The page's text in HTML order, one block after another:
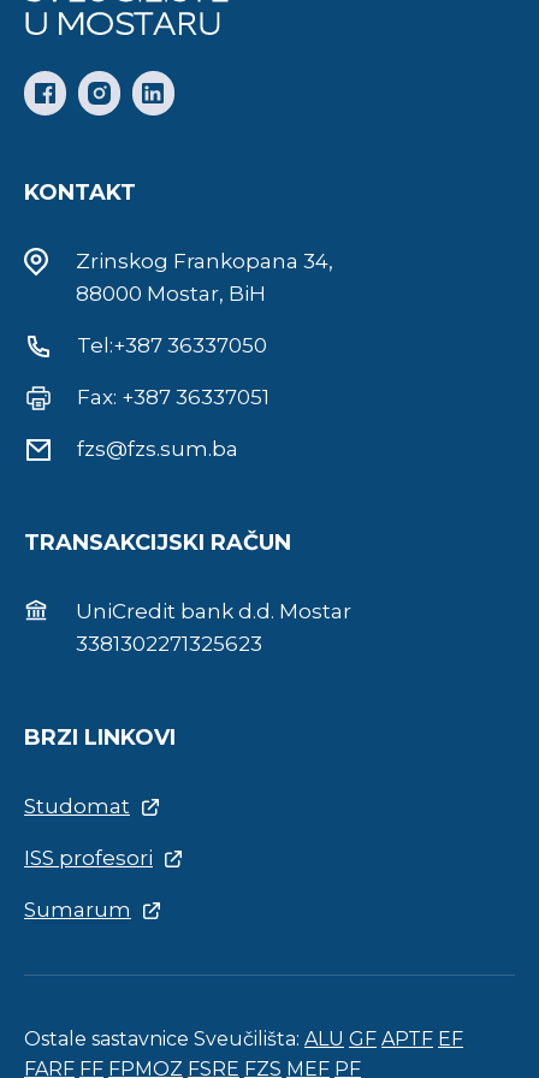
KONTAKT
Zrinskog Frankopana 34,
88000 Mostar, BiH
Tel:+387 36337050
Fax: +387 36337051
fzs@fzs.sum.ba
TRANSAKCIJSKI RAČUN
UniCredit bank d.d. Mostar
3381302271325623
BRZI LINKOVI
Studomat
ISS profesori
Sumarum
Ostale sastavnice Sveučilišta: ALU GF APTF EF
FARF FF FPMOZ FSRE FZS MEF PF